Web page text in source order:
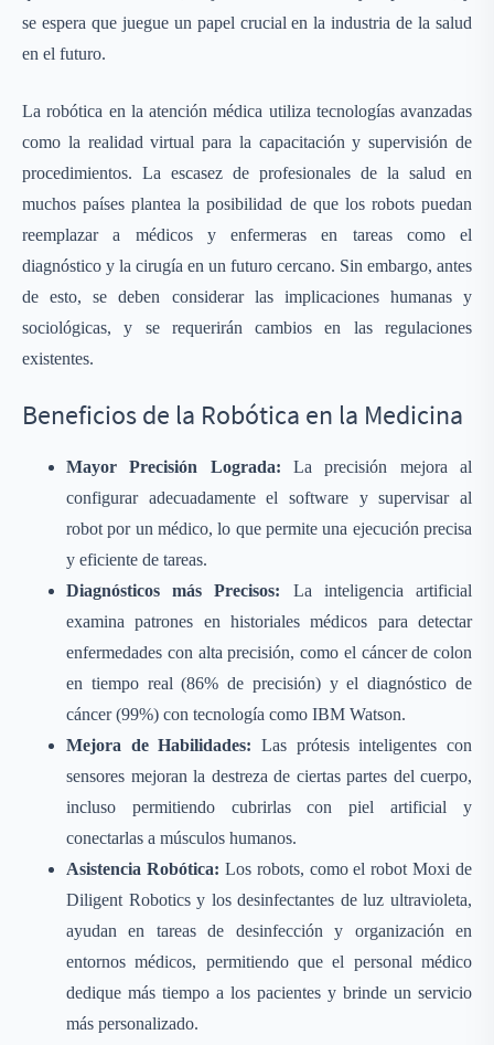
se espera que juegue un papel crucial en la industria de la salud
en el futuro.
La robótica en la atención médica utiliza tecnologías avanzadas
como la realidad virtual para la capacitación y supervisión de
procedimientos. La escasez de profesionales de la salud en
muchos países plantea la posibilidad de que los robots puedan
reemplazar a médicos y enfermeras en tareas como el
diagnóstico y la cirugía en un futuro cercano. Sin embargo, antes
de esto, se deben considerar las implicaciones humanas y
sociológicas, y se requerirán cambios en las regulaciones
existentes.
Beneficios de la Robótica en la Medicina
Mayor Precisión Lograda: La precisión mejora al
configurar adecuadamente el software y supervisar al
robot por un médico, lo que permite una ejecución precisa
y eficiente de tareas.
Diagnósticos más Precisos: La inteligencia artificial
examina patrones en historiales médicos para detectar
enfermedades con alta precisión, como el cáncer de colon
en tiempo real (86% de precisión) y el diagnóstico de
cáncer (99%) con tecnología como IBM Watson.
Mejora de Habilidades: Las prótesis inteligentes con
sensores mejoran la destreza de ciertas partes del cuerpo,
incluso permitiendo cubrirlas con piel artificial y
conectarlas a músculos humanos.
Asistencia Robótica: Los robots, como el robot Moxi de
Diligent Robotics y los desinfectantes de luz ultravioleta,
ayudan en tareas de desinfección y organización en
entornos médicos, permitiendo que el personal médico
dedique más tiempo a los pacientes y brinde un servicio
más personalizado.